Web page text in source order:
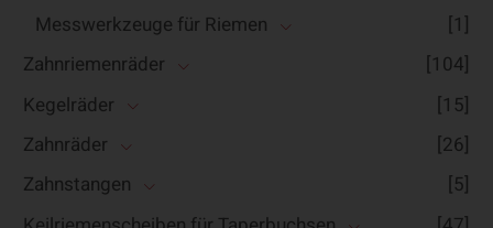
Messwerkzeuge für Riemen
[1]
Zahnriemenräder
[104]
Kegelräder
[15]
Zahnräder
[26]
Zahnstangen
[5]